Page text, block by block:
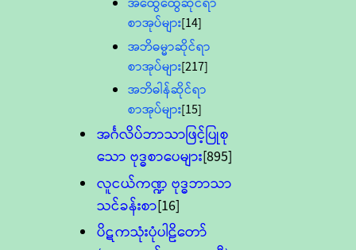
စာအုပ်များ[14]
အဘိဓမ္မာဆိုင်ရာ
စာအုပ်များ[217]
အဘိဓါန်ဆိုင်ရာ
စာအုပ်များ[15]
အင်္ဂလိပ်ဘာသာဖြင့်ပြုစု
သော ဗုဒ္ဓစာပေများ[895]
လူငယ်ကဏ္ဍ ဗုဒ္ဓဘာသာ
သင်ခန်းစာ[16]
ပိဋကသုံးပုံပါဠိတော်